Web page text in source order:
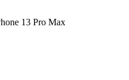
13 Pro Max